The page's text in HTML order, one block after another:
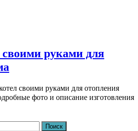
своими руками для
своими руками для отопления
фото и описание изготовления